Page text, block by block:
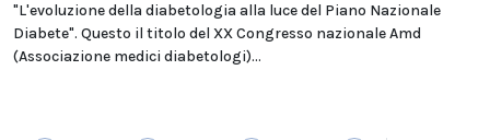
"L'evoluzione della diabetologia alla luce del Piano Nazionale
Diabete". Questo il titolo del XX Congresso nazionale Amd
(Associazione medici diabetologi)...